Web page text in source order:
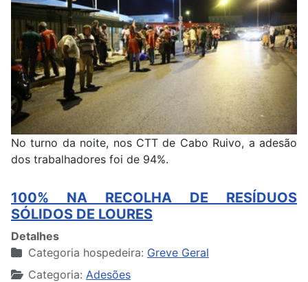
No turno da noite, nos CTT de Cabo Ruivo, a adesão
dos trabalhadores foi de 94%.
100% NA RECOLHA DE RESÍDUOS
SÓLIDOS DE LOURES
Detalhes
Categoria hospedeira: Greve Geral
Categoria: Adesões